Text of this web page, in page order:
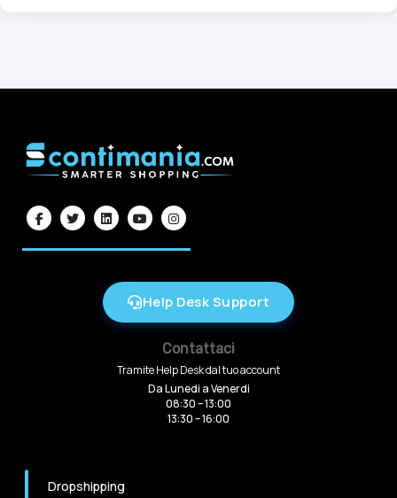
Help Desk Support
Contattaci
Tramite Help Desk dal tuo account
Da Lunedi a Venerdi
08:30 – 13:00
13:30 – 16:00
Dropshipping